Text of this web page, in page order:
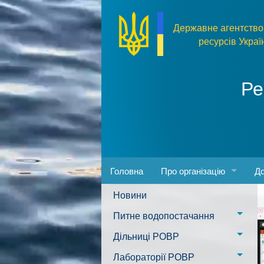
Перейти до основного матеріалу
Державне
ресурсів
Головна Про організацію
Адреса та розпорядок
Новини
Питне водопостачання
м. Миколаїв
Казанківська ТГ
Дільниці РОВР
Новоодеська дільниця –
Лабораторії РОВР